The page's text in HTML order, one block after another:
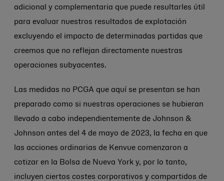
adicional y complementaria que puede resultarles útil
para evaluar nuestros resultados de explotación
excluyendo el impacto de determinadas partidas que
creemos que no reflejan directamente nuestras
operaciones subyacentes.
Las medidas no PCGA que aquí se presentan se han
preparado como si nuestras operaciones se hubieran
llevado a cabo independientemente de Johnson &
Johnson antes del 4 de mayo de 2023, la fecha en que
las acciones ordinarias de Kenvue comenzaron a
cotizar en la Bolsa de Nueva York y, por lo tanto,
incluyen ciertos costes corporativos y compartidos de